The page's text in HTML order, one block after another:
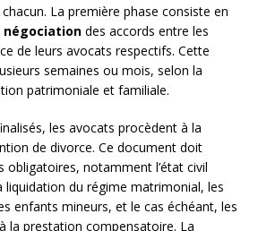
La première phase consiste en
négociation des accords entre les
de leurs avocats respectifs. Cette
semaines ou mois, selon la
patrimoniale et familiale.
les avocats procèdent à la
de divorce. Ce document doit
obligatoires, notamment l’état civil
liquidation du régime matrimonial, les
enfants mineurs, et le cas échéant, les
la prestation compensatoire. La